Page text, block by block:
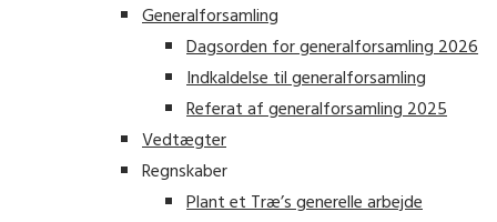
Generalforsamling
Dagsorden for generalforsamling 2026
Indkaldelse til generalforsamling
Referat af generalforsamling 2025
Vedtægter
Regnskaber
Plant et Træ’s generelle arbejde